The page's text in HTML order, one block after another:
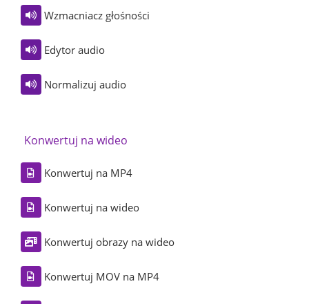
Wzmacniacz głośności
Edytor audio
Normalizuj audio
Konwertuj na wideo
Konwertuj na MP4
Konwertuj na wideo
Konwertuj obrazy na wideo
Konwertuj MOV na MP4